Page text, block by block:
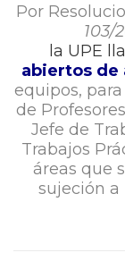
Por
103/
la UPE
abiertos de
equipos,
de
Jefe de
Trabajos
áreas que
sujeción a